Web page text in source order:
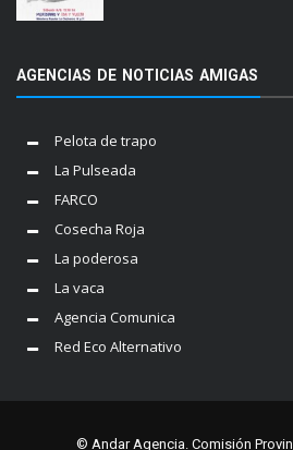
AGENCIAS DE NOTICIAS AMIGAS
Pelota de trapo
La Pulseada
FARCO
Cosecha Roja
La poderosa
La vaca
Agencia Comunica
Red Eco Alternativo
© Andar Agencia. Comisión